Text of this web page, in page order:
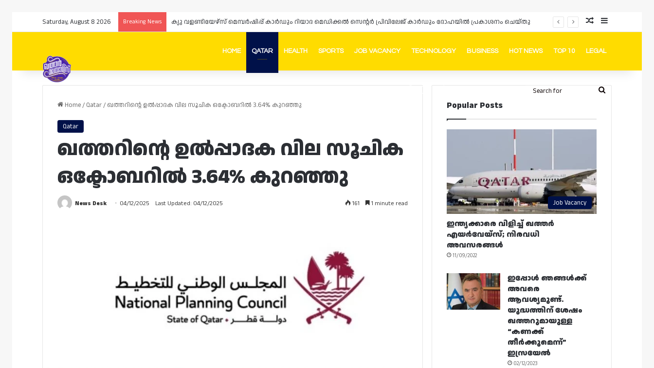
Saturday, August 8 2026 Breaking News Random Article
Sidebar
HOME QATAR HEALTH SPORTS JOB VACANCY TECHNOLOGY BUSINESS HOT NEWS TOP 10 LEGAL
FacebookInstagram
Telegram
Whatsapp Random Article
Switch skin
Search
Home/ Qatar/ ഖത്തറിന്റെ ഉൽപ്പാദക വില സൂചിക ഒക്ടോബറിൽ 3.64% കുറഞ്ഞു
Qatar
ഖത്തറിന്റെ ഉൽപ്പാദക വില സൂചിക
ഒക്ടോബറിൽ 3.64% കുറഞ്ഞു
News Desk 04/12/2025 Last Updated: 04/12/2025 161 1 minute read
Popular Posts
Job Vacancy
ഇന്ത്യക്കാരെ വിളിച്ച് ഖത്തർ
എയർവേയ്‌സ്; നിരവധി
അവസരങ്ങൾ
11/09/2022
ഇപ്പോൾ ഞങ്ങൾക്ക്
അവരെ
ആവശ്യമുണ്ട്.
യുദ്ധത്തിന് ശേഷം
ഖത്തറുമായുള്ള
“കണക്ക്
തീർക്കുമെന്ന്”
ഇസ്രയേൽ
02/12/2023